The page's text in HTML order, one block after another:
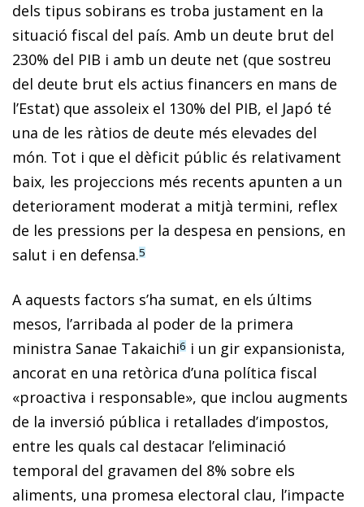
dels tipus sobirans es troba justament en la
situació fiscal del país. Amb un deute brut del
230% del PIB i amb un deute net (que sostreu
del deute brut els actius financers en mans de
l’Estat) que assoleix el 130% del PIB, el Japó té
una de les ràtios de deute més elevades del
món. Tot i que el dèficit públic és relativament
baix, les projeccions més recents apunten a un
deteriorament moderat a mitjà termini, reflex
de les pressions per la despesa en pensions, en
salut i en defensa.5
A aquests factors s’ha sumat, en els últims
mesos, l’arribada al poder de la primera
ministra Sanae Takaichi6 i un gir expansionista,
ancorat en una retòrica d’una política fiscal
«proactiva i responsable», que inclou augments
de la inversió pública i retallades d’impostos,
entre les quals cal destacar l’eliminació
temporal del gravamen del 8% sobre els
aliments, una promesa electoral clau, l’impacte